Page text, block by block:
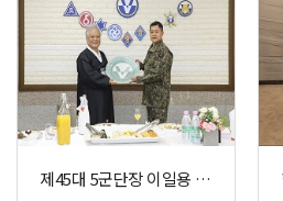
제45대 5군단장 이일용 중장 취임식 참석